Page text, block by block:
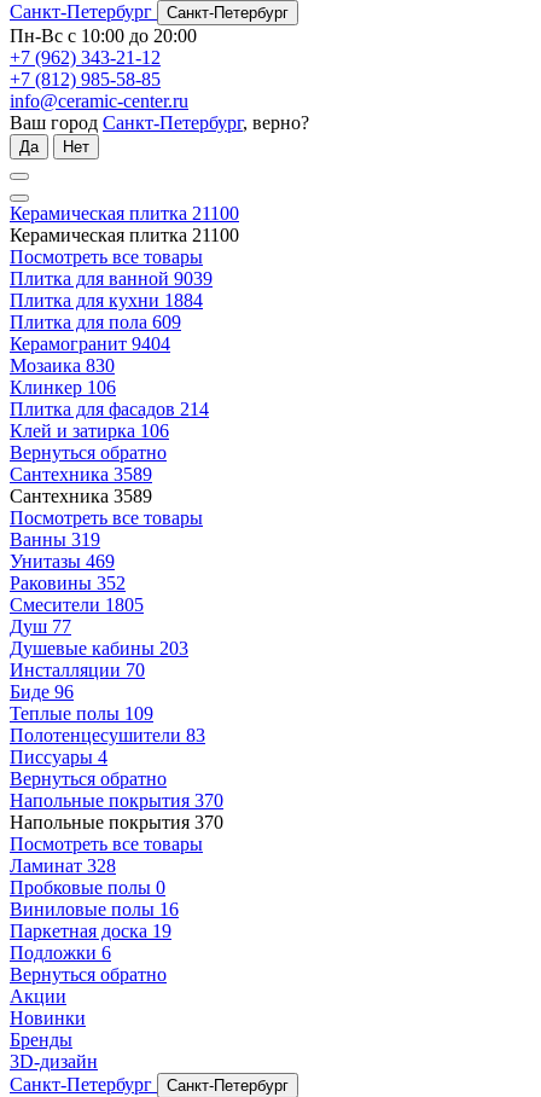
Санкт-Петербург
Санкт-Петербург
Пн-Вс с 10:00 до 20:00
+7 (962) 343-21-12
+7 (812) 985-58-85
info@ceramic-center.ru
Ваш город Санкт-Петербург, верно?
Да Нет
Керамическая плитка 21100
Керамическая плитка 21100
Посмотреть все товары
Плитка для ванной 9039
Плитка для кухни 1884
Плитка для пола 609
Керамогранит 9404
Мозаика 830
Клинкер 106
Плитка для фасадов 214
Клей и затирка 106
Вернуться обратно
Сантехника 3589
Сантехника 3589
Посмотреть все товары
Ванны 319
Унитазы 469
Раковины 352
Смесители 1805
Душ 77
Душевые кабины 203
Инсталляции 70
Биде 96
Теплые полы 109
Полотенцесушители 83
Писсуары 4
Вернуться обратно
Напольные покрытия 370
Напольные покрытия 370
Посмотреть все товары
Ламинат 328
Пробковые полы 0
Виниловые полы 16
Паркетная доска 19
Подложки 6
Вернуться обратно
Акции
Новинки
Бренды
3D-дизайн
Санкт-Петербург
Санкт-Петербург